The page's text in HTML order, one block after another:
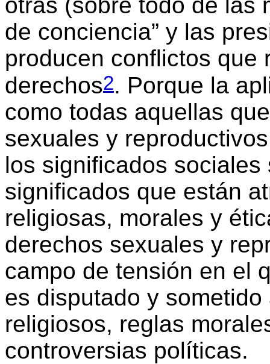
otras (sobre todo de las
de conciencia” y las
producen conflictos que
derechos2. Porque la
como todas aquellas
sexuales y
los significados
significados que están
religiosas, morales y
derechos sexuales y
campo de tensión en el
es disputado y
religiosos, reglas
controversias políticas.